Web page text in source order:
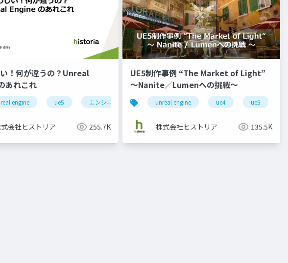
エンジニア アーティスト historia enterprise
！何が違うの？Unreal
あれこれ
engine ue5 エンジニア
会社ヒストリア 255.7K
UE5制作事例 “The Market of Light”
～Nanite／Lumenへの挑戦～
unreal engine ue4 ue5
株式会社ヒストリア 135.5K